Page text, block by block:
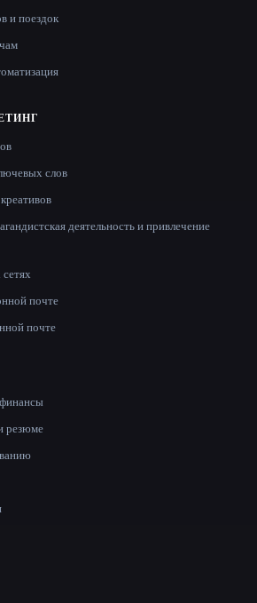
и поездок
слов
деятельность и привлечение
почте
почте
резюме